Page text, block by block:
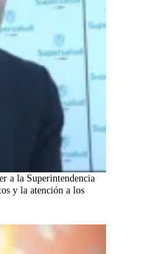
a la Superintendencia
y la atención a los